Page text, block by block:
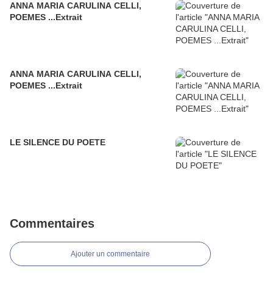
ANNA MARIA CARULINA CELLI,
POEMES ...Extrait
ANNA MARIA CARULINA CELLI,
POEMES ...Extrait
LE SILENCE DU POETE
Commentaires
Ajouter un commentaire